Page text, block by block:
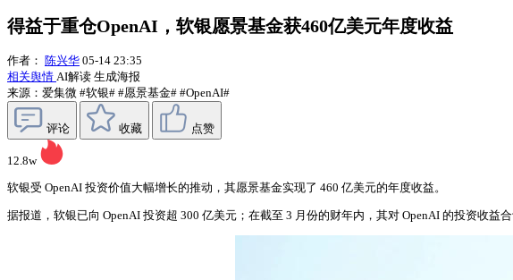
得益于重仓OpenAI，软银愿景基金获460亿美元年度收益
作者： 陈兴华 05-14 23:35
相关舆情 AI解读 生成海报
来源：爱集微 #软银# #愿景基金# #OpenAI#
评论 收藏 点赞
12.8w
软银受 OpenAI 投资价值大幅增长的推动，其愿景基金实现了 460 亿美元的年度收益。
据报道，软银已向 OpenAI 投资超 300 亿美元；在截至 3 月份的财年内，其对 OpenAI 的投资收益合